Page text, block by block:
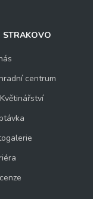
STRAKOVO
centrum